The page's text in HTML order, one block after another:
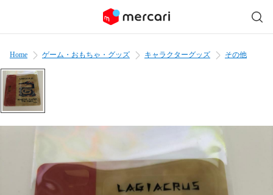
Home ゲーム・おもちゃ・グッズ キャラクターグッズ その他